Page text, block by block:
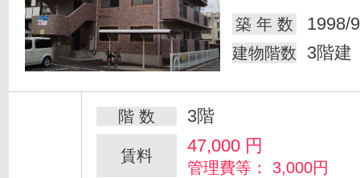
築 年 数
1998/
建物階数 3階建
階 数 3階
賃料 47,000 円
管理費等： 3,000円